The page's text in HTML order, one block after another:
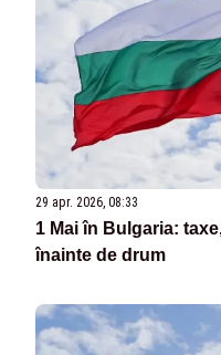
29 apr. 2026, 08:33
1 Mai în Bulgaria:
înainte de drum